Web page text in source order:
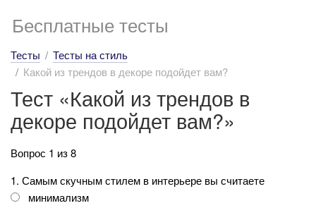
Бесплатные тесты
Тесты
Тесты на стиль
Какой из трендов в декоре подойдет вам?
Тест «Какой из трендов в
декоре подойдет вам?»
Вопрос 1 из 8
1. Самым скучным стилем в интерьере вы считаете
минимализм